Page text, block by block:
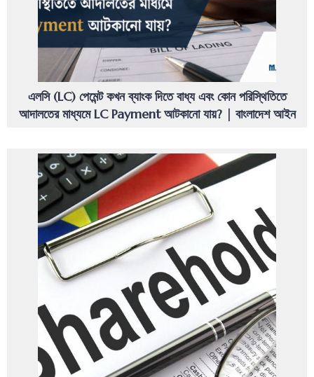
এলসি (LC) পেমেন্ট কখন ব্যাংক দিতে বাধ্য এবং কোন পরিস্থিতিতে
আদালতের মাধ্যমে LC Payment আটকানো যায়? | বাংলাদেশ আইন